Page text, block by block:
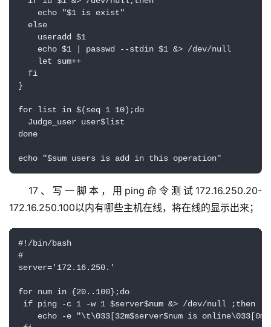
echo "$1 is exist"
else
useradd $1
echo $1 | passwd --stdin $1 &> /dev/null
let sum++
fi
}
for list in $(seq 1 10);do
Judge_user user$list
done
echo "$sum users is add in this operation"
17、写一脚本，用ping命令测试172.16.250.20-
172.16.250.100以内有哪些主机在线，将在线的显示出来；
#!/bin/bash
#
server='172.16.250.'
for num in {20..100};do
if ping -c 1 -w 1 $server$num &> /dev/null ;then
echo -e "\t\033[32m$server$num is online\033[0m"